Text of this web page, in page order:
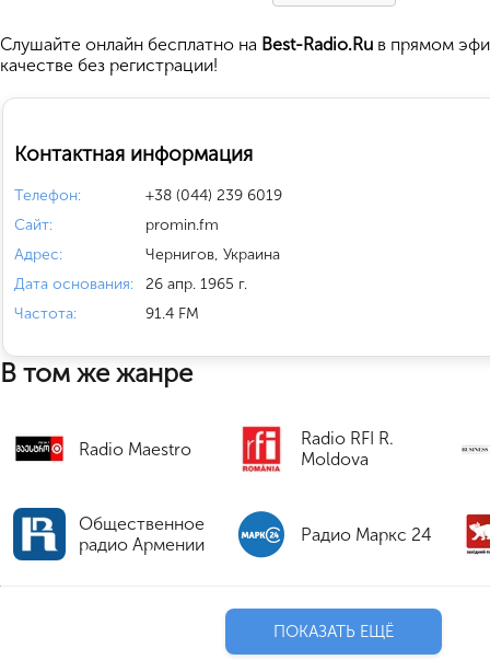
Cлушайте онлайн бесплатно на Best-Radio.Ru в прямом
качестве без регистрации!
Контактная информация
Телефон:
+38 (044) 239 6019
Сайт:
promin.fm
Адрес:
Чернигов, Украина
Дата основания:
26 апр. 1965 г.
Частота:
91.4 FM
В том же жанре
Radio Maestro
Radio RFI R.
Moldova
Общественное
радио Армении
Радио Маркс 24
ПОКАЗАТЬ ЕЩЁ